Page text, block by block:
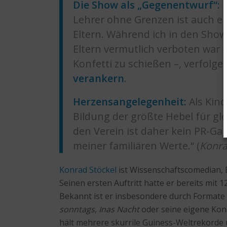
Die Show als „Gegenentwurf“:
Lehrer ohne Grenzen ist auch
Eltern. Während ich in den
Eltern vermutlich verboten war
Konfetti zu schießen –, verfolge
verankern.
Herzensangelegenheit: Als
Bildung der größte Hebel für
den Verein ist daher kein PR-
meiner familiären Werte.“ (
Konrad Stöckel ist
Seinen ersten Auftritt hatte er bereits mit
Bekannt ist er insbesondere durch Formate
sonntags, Inas Nachtoder seine eigene
hält mehrere skurrile Guiness-